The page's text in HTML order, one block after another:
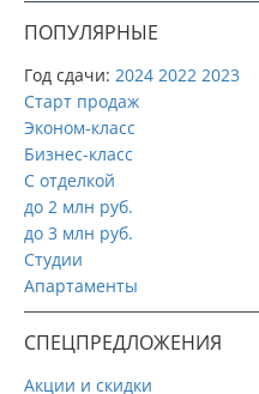
ПОПУЛЯРНЫЕ
Год сдачи: 2024 2022 2023
Старт продаж
Эконом-класс
Бизнес-класс
С отделкой
до 2 млн руб.
до 3 млн руб.
Студии
Апартаменты
СПЕЦПРЕДЛОЖЕНИЯ
Акции и скидки